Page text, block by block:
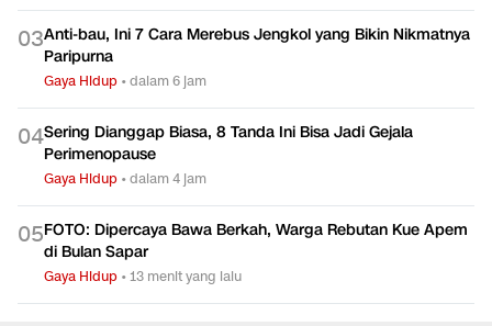
03Anti-bau, Ini 7 Cara Merebus Jengkol yang Bikin Nikmatnya
Paripurna
Gaya Hidup •dalam 6 jam
04Sering Dianggap Biasa, 8 Tanda Ini Bisa Jadi Gejala
Perimenopause
Gaya Hidup •dalam 4 jam
05FOTO: Dipercaya Bawa Berkah, Warga Rebutan Kue Apem
di Bulan Sapar
Gaya Hidup •13 menit yang lalu